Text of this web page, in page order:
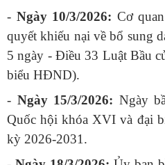
- Ngày 10/3/2026: Cơ
quyết khiếu nại về bổ sung
5 ngày - Điều 33 Luật Bầu
biểu HĐND).
- Ngày 15/3/2026: Ngày
Quốc hội khóa XVI và đại
kỳ 2026-2031.